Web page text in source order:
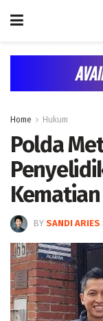
Home Hukum
Polda
BY SANDI ARIES